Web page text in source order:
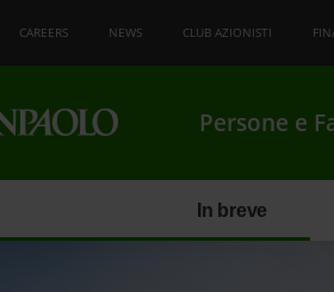
CAREERS NEWS CLUB AZIONISTI
Persone e
In breve